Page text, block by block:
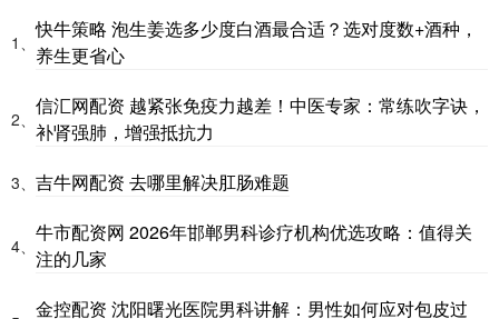
1、
快牛策略 泡生姜选多少度白酒最合适？选对度数+酒种，
养生更省心
2、
信汇网配资 越紧张免疫力越差！中医专家：常练吹字诀，
补肾强肺，增强抵抗力
3、 吉牛网配资 去哪里解决肛肠难题
4、
牛市配资网 2026年邯郸男科诊疗机构优选攻略：值得关
注的几家
金控配资 沈阳曙光医院男科讲解：男性如何应对包皮过